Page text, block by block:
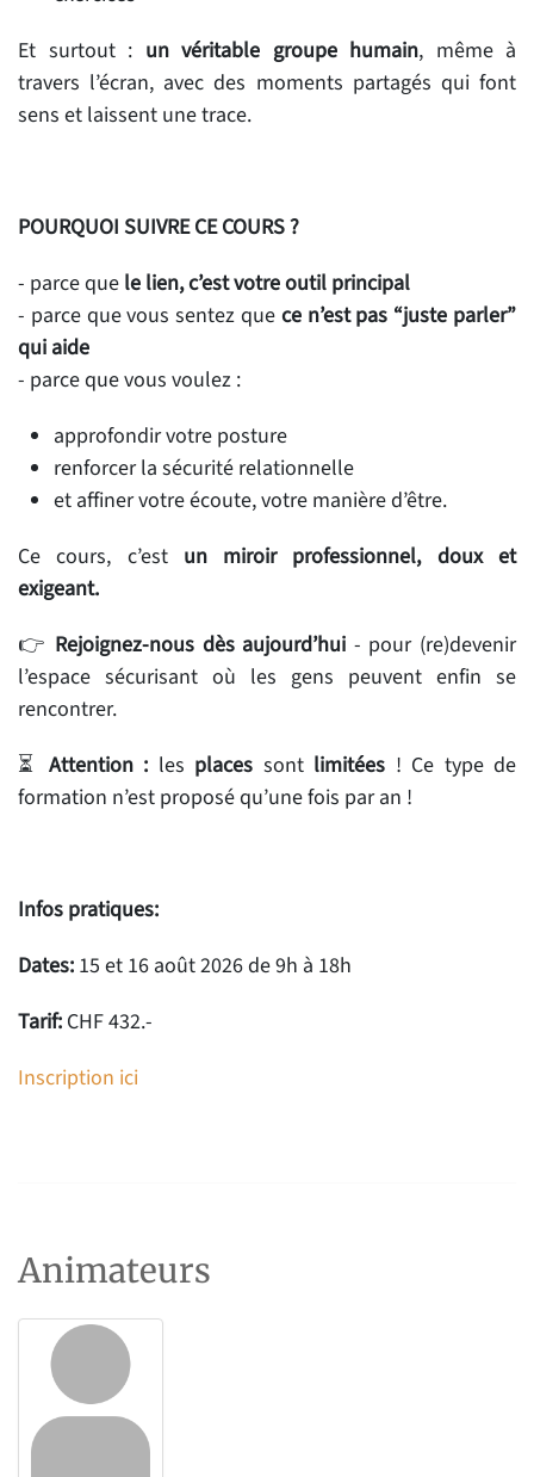
Et surtout : un véritable groupe humain, même à
travers l’écran, avec des moments partagés qui font
sens et laissent une trace.
POURQUOI SUIVRE CE COURS ?
- parce que le lien, c’est votre outil principal
- parce que vous sentez que ce n’est pas “juste parler”
qui aide
- parce que vous voulez :
approfondir votre posture
renforcer la sécurité relationnelle
et affiner votre écoute, votre manière d’être.
Ce cours, c’est un miroir professionnel, doux et
exigeant.
👉 Rejoignez-nous dès aujourd’hui - pour (re)devenir
l’espace sécurisant où les gens peuvent enfin se
rencontrer.
⏳ Attention : les places sontlimitées ! Ce type de
formation n’est proposé qu’une fois par an !
Infos pratiques:
Dates: 15 et 16 août 2026 de 9h à 18h
Tarif: CHF 432.-
Inscription ici
Animateurs